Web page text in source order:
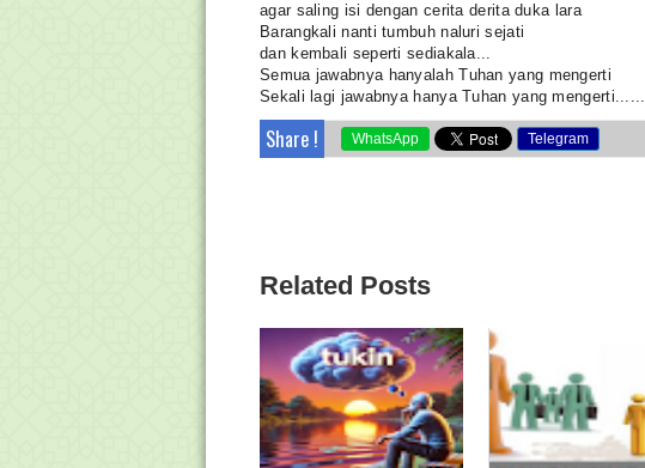
agar saling isi dengan cerita derita duka lara
Barangkali nanti tumbuh naluri sejati
dan kembali seperti sediakala...
Semua jawabnya hanyalah Tuhan yang mengerti
Sekali lagi jawabnya hanya Tuhan yang mengerti......
Share ! WhatsApp Telegram
Related Posts